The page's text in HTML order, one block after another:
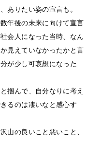
ありたい姿の宣言も。
年後の未来に向けて宣言
会人になった当時、なん
見えていなかったかと言
が少し可哀想になった
掴んで、自分なりに考え
るのは凄いなと感心す
山の良いこと悪いこと、